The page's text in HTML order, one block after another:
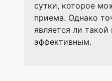
сутки, которое
приема. Однако
является ли
эффективным.